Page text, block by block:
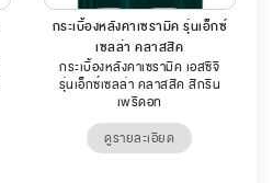
กระเบื้องหลังคาเซรามิค รุ่นเอ็กซ์
เซลล่า คลาสสิค
กระเบื้องหลังคาเซรามิค เอสซีจี
รุ่นเอ็กซ์เซลล่า คลาสสิค สีกรีน
เพริดอท
ดูรายละเอียด